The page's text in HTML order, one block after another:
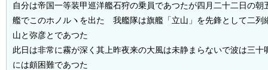
自分は帝国一等装甲巡洋艦石狩の乗員であつたが四月二十二日の朝
艦でこのホノルヽを出た 我艦隊は旗艦「立山」を先鋒として二列
山と弥彦とであつた
此日は非常に霧が深く其上昨夜来の大風は未静まらないで波は三十
には頗困難であつた